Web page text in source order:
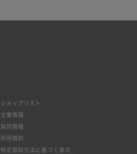
ショップリスト
企業情報
採用情報
利用規約
特定商取引法に基づく表示